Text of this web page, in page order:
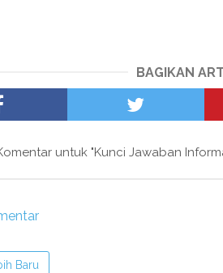
BAGIKAN
untuk "Kunci Jawaban
Baru